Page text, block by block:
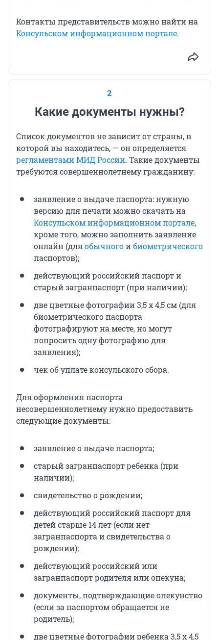
Контакты представительств можно найти на
Консульском информационном портале.
2
Какие документы нужны?
Список документов не зависит от страны, в
которой вы находитесь, — он определяется
регламентами МИД России. Такие документы
требуются совершеннолетнему гражданину:
заявление о выдаче паспорта: нужную
версию для печати можно скачать на
Консульском информационном портале,
кроме того, можно заполнить заявление
онлайн (дляобычногоибиометрического
паспортов);
действующий российский паспорт и
старый загранпаспорт (при наличии);
две цветные фотографии 3,5 х 4,5 см (для
биометрического паспорта
фотографируют на месте, но могут
попросить одну фотографию для
заявления);
чек об уплате консульского сбора.
Для оформления паспорта
несовершеннолетнему нужно предоставить
следующие документы:
заявление о выдаче паспорта;
старый загранпаспорт ребенка (при
наличии);
свидетельство о рождении;
действующий российский паспорт для
детей старше 14 лет (если нет
загранпаспорта и свидетельства о
рождении);
действующий российский или
загранпаспорт родителя или опекуна;
документы, подтверждающие опекунство
(если за паспортом обращается не
родитель);
две цветные фотографии ребенка 3,5 х 4,5